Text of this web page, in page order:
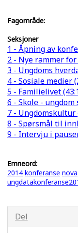
Fagområde:
Seksjoner
1 - Åpning av
2 - Nye rammer
3 - Ungdoms
4 - Sosiale medier
5 - Familielivet
6 - Skole - ungdom
7 - Ungdomskultur
8 - Spørsmål til
9 - Intervju i
Emneord:
2014 konferanse nova
Del